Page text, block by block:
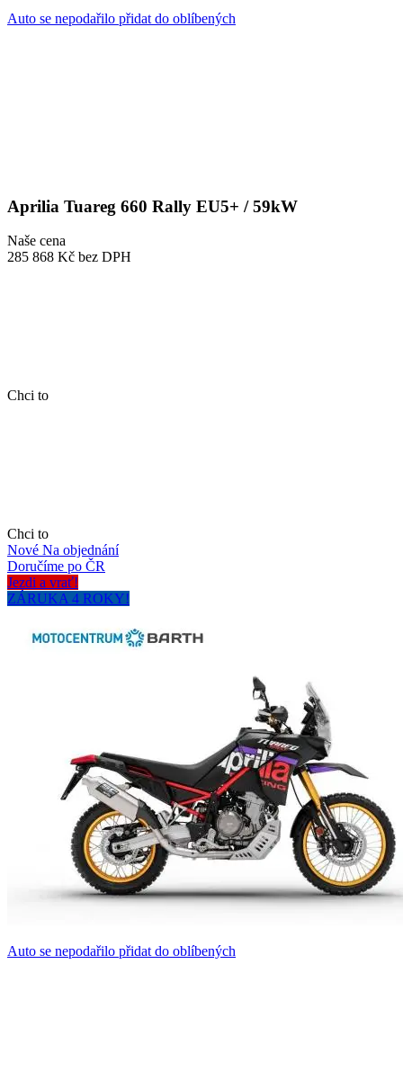
Auto se nepodařilo přidat do oblíbených
Aprilia Tuareg 660 Rally EU5+ / 59kW
Naše cena
285 868 Kč bez DPH
Chci to
Chci to
Nové Na objednání
Doručíme po ČR
Jezdi a vrať!
ZÁRUKA 4 ROKY!
Auto se nepodařilo přidat do oblíbených